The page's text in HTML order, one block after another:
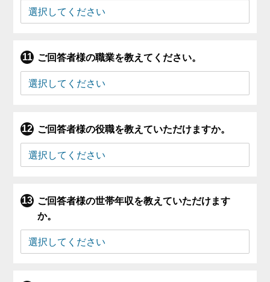
ご回答者様の職業を教えてください。
ご回答者様の役職を教えていただけますか。
ご回答者様の世帯年収を教えていただけます
か。